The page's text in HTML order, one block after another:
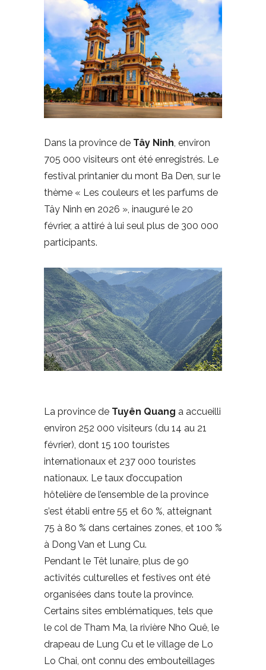
Dans la province de Tây Ninh, environ
705 000 visiteurs ont été enregistrés. Le
festival printanier du mont Ba Den, sur le
thème « Les couleurs et les parfums de
Tây Ninh en 2026 », inauguré le 20
février, a attiré à lui seul plus de 300 000
participants.
La province de Tuyên Quang a accueilli
environ 252 000 visiteurs (du 14 au 21
février), dont 15 100 touristes
internationaux et 237 000 touristes
nationaux. Le taux d’occupation
hôtelière de l’ensemble de la province
s’est établi entre 55 et 60 %, atteignant
75 à 80 % dans certaines zones, et 100 %
à Dong Van et Lung Cu.
Pendant le Têt lunaire, plus de 90
activités culturelles et festives ont été
organisées dans toute la province.
Certains sites emblématiques, tels que
le col de Tham Ma, la rivière Nho Quê, le
drapeau de Lung Cu et le village de Lo
Lo Chai, ont connu des embouteillages